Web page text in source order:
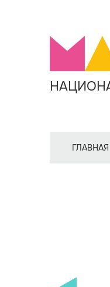
ГЛАВНАЯ